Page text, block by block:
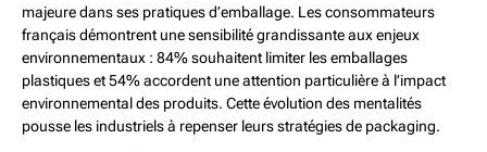
majeure dans ses pratiques d’emballage. Les consommateurs
français démontrent une sensibilité grandissante aux enjeux
environnementaux : 84% souhaitent limiter les emballages
plastiques et 54% accordent une attention particulière à l’impact
environnemental des produits. Cette évolution des mentalités
pousse les industriels à repenser leurs stratégies de packaging.